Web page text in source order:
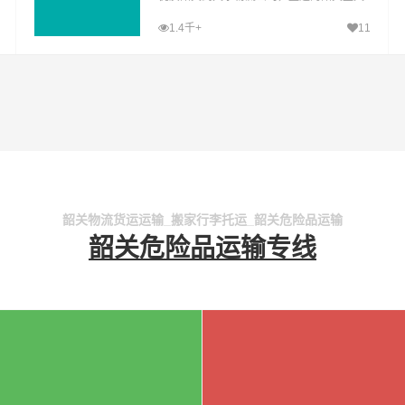
天水货运公司已成为山邦韶关的优质物流品
1.4千+ 11
韶关物流货运运输_搬家行李托运_韶关危险品运输
韶关危险品运输专线